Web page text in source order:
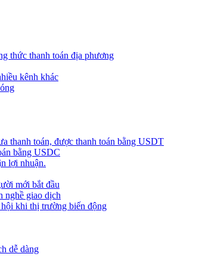
thức thanh toán địa phương
kênh khác
thanh toán, được thanh toán bằng USDT
bằng USDC
lợi nhuận.
mới bắt đầu
nghề giao dịch
khi thị trường biến động
dễ dàng